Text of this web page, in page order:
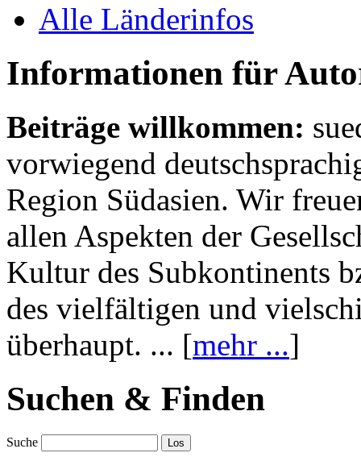
Alle Länderinfos
Informationen für
Beiträge willkommen:
vorwiegend
Region Südasien. Wir
allen Aspekten der
Kultur des Subkontinents
des vielfältigen und
überhaupt. ... [mehr ...]
Suchen & Finden
Suche